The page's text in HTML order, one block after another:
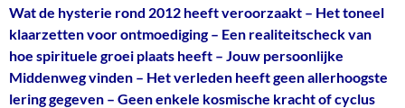
Wat de hysterie rond 2012 heeft veroorzaakt – Het toneel
klaarzetten voor ontmoediging – Een realiteitscheck van
hoe spirituele groei plaats heeft – Jouw persoonlijke
Middenweg vinden – Het verleden heeft geen allerhoogste
lering gegeven – Geen enkele kosmische kracht of cyclus